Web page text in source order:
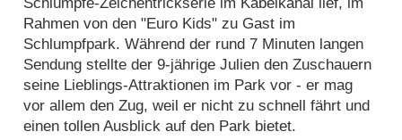
Rahmen von den "Euro Kids" zu Gast im
Schlumpfpark. Während der rund 7 Minuten langen
Sendung stellte der 9-jährige Julien den Zuschauern
seine Lieblings-Attraktionen im Park vor - er mag
vor allem den Zug, weil er nicht zu schnell fährt und
einen tollen Ausblick auf den Park bietet.